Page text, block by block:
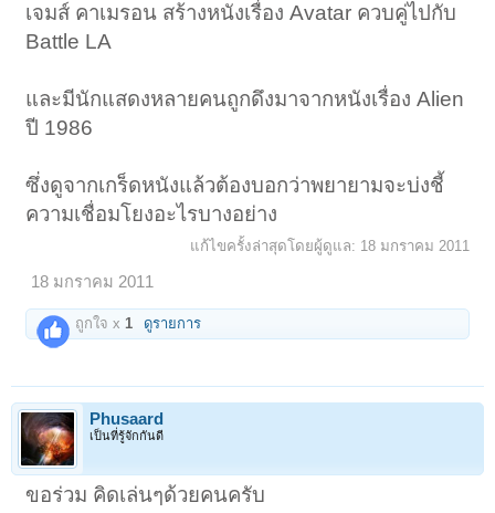
เจมส์ คาเมรอน สร้างหนังเรื่อง Avatar ควบคู่ไปกับ
Battle LA
และมีนักแสดงหลายคนถูกดึงมาจากหนังเรื่อง Alien
ปี 1986
ซึ่งดูจากเกร็ดหนังแล้วต้องบอกว่าพยายามจะบ่งชี้
ความเชื่อมโยงอะไรบางอย่าง
แก้ไขครั้งล่าสุดโดยผู้ดูแล: 18 มกราคม 2011
18 มกราคม 2011
ถูกใจ x1 ดูรายการ
Phusaard
เป็นที่รู้จักกันดี
ขอร่วม คิดเล่นๆด้วยคนครับ